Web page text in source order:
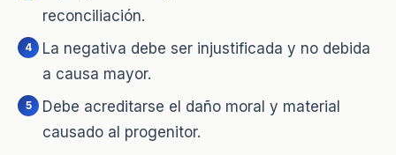
reconciliación.
La negativa debe ser injustificada y no debida
a causa mayor.
Debe acreditarse el daño moral y material
causado al progenitor.